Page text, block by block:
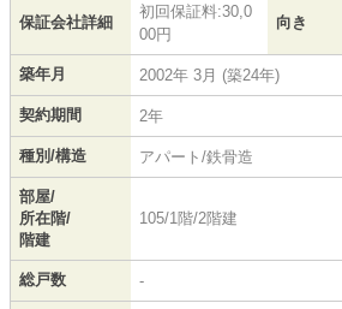
保証会社詳細
初回保証料:30,0
00円
向き
築年月 2002年 3月 (築24年)
契約期間 2年
種別/構造 アパート/鉄骨造
部屋/
所在階/
階建
105/1階/2階建
総戸数 -